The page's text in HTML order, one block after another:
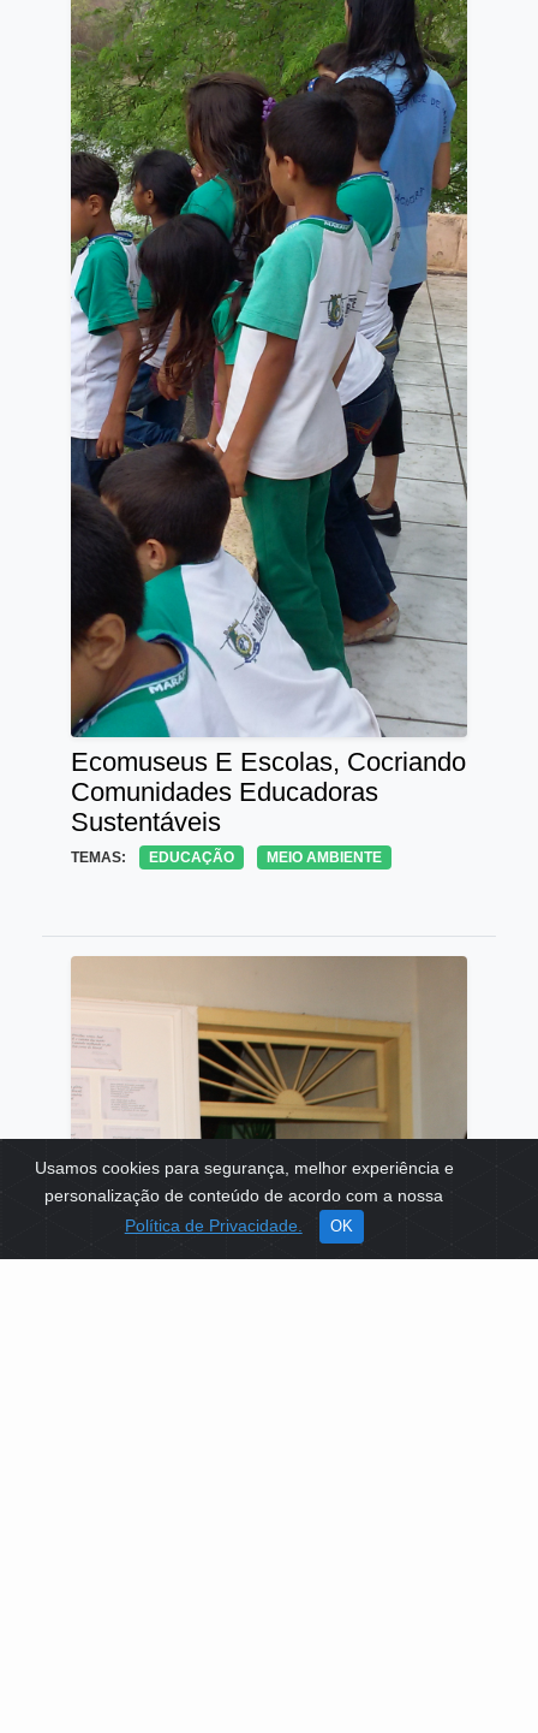
Usamos cookies para segurança, melhor experiência e
personalização de conteúdo de acordo com a nossa
Política de Privacidade.
OK
Ecomuseus E Escolas, Cocriando
Comunidades Educadoras
Sustentáveis
TEMAS: EDUCAÇÃO MEIO AMBIENTE